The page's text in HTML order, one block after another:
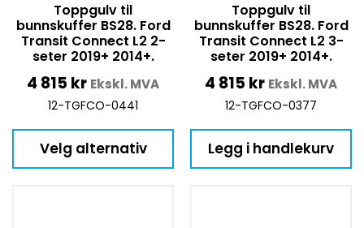
Toppgulv til
bunnskuffer BS28. Ford
Transit Connect L2 2-
seter 2019+ 2014+.
4 815 kr Ekskl. MVA
12-TGFCO-0441
Velg alternativ
Toppgulv til
bunnskuffer BS28. Ford
Transit Connect L2 3-
seter 2019+ 2014+.
4 815 kr Ekskl. MVA
12-TGFCO-0377
Legg i handlekurv